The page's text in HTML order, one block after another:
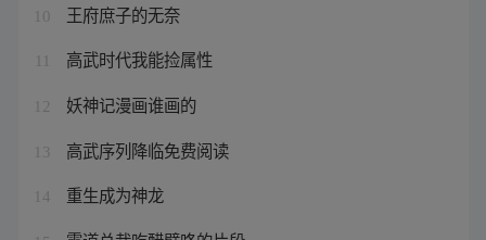
10 王府庶子的无奈
高武时代我能捡属性
12 妖神记漫画谁画的
13 高武序列降临免费阅读
14 重生成为神龙